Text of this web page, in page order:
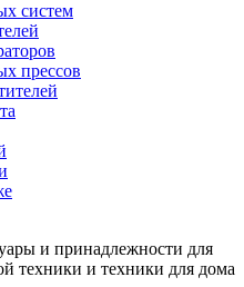
систем
прессов
и принадлежности для
техники и техники для дома